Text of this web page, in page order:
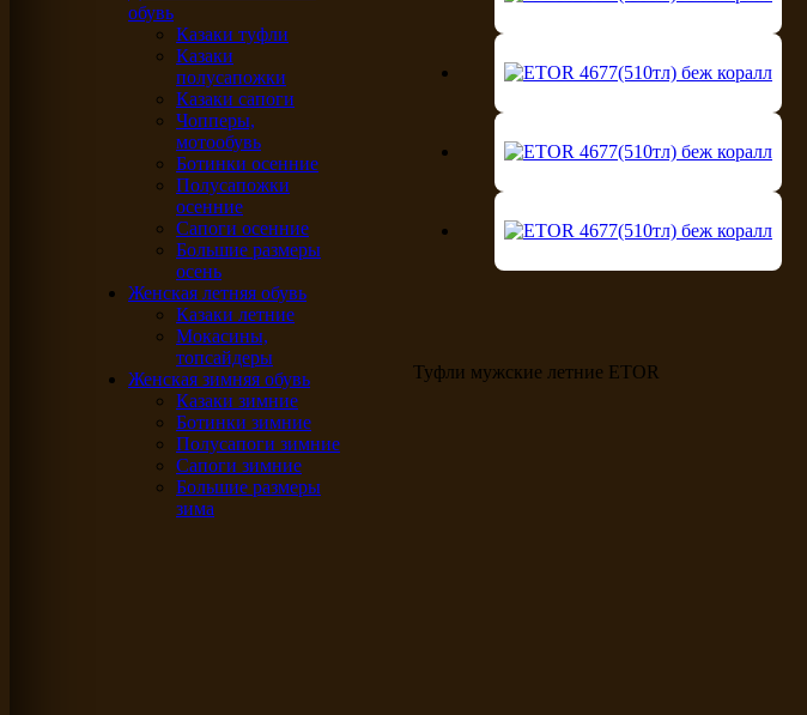
обувь
Казаки туфли
Казаки
полусапожки
Казаки сапоги
Чопперы,
мотообувь
Ботинки осенние
Полусапожки
осенние
Сапоги осенние
Большие размеры
осень
Женская летняя обувь
Казаки летние
Мокасины,
топсайдеры
Женская зимняя обувь
Казаки зимние
Ботинки зимние
Полусапоги зимние
Сапоги зимние
Большие размеры
зима
Туфли мужские летние ETOR